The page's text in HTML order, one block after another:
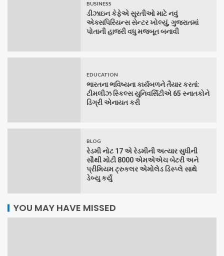
BUSINESS
ડીઝાઇન કેફેએ સુરતીઓ માટે નવું
એક્સપિરિયન્સ સેન્ટર ખોલ્યું, ગુજરાતમાં
પોતાની હાજરી વધુ મજબૂત બનાવી
EDUCATION
ભારતના ભવિષ્યના કાર્યબળને તૈયાર કરતાં:
ટીમલીઝ સ્કિલ્સ યુનિવર્સિટીએ 65 સ્નાતકોને
ડિગ્રી એનાયત કરી
BLOG
રેડમી નોટ 17 એ રેડમીની અત્યાર સુધીની
સૌથી મોટી 8000 એમએએચ બેટરી અને
પ્રીમિયમ ટ્રુકલર એમોલેડ ડિસ્પ્લે સાથે
ડેબ્યુ કર્યું
YOU MAY HAVE MISSED